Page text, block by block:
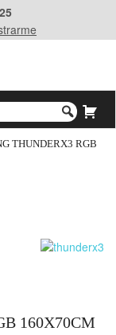
THUNDERX3 RGB
160X70CM